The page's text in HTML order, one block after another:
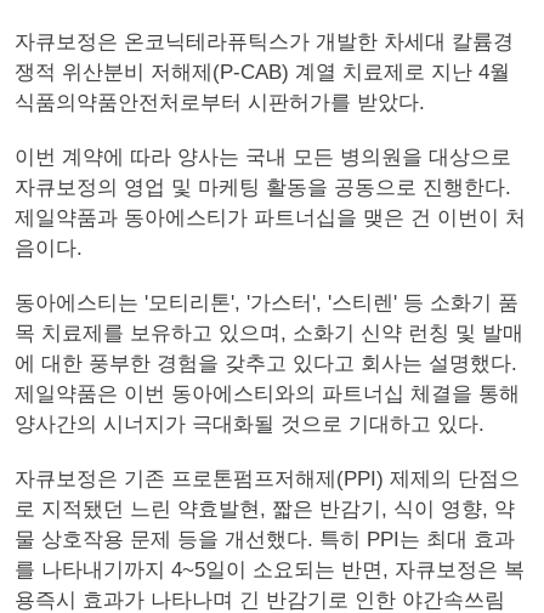
자큐보정은 온코닉테라퓨틱스가 개발한 차세대 칼륨경
쟁적 위산분비 저해제(P-CAB) 계열 치료제로 지난 4월
식품의약품안전처로부터 시판허가를 받았다.
이번 계약에 따라 양사는 국내 모든 병의원을 대상으로
자큐보정의 영업 및 마케팅 활동을 공동으로 진행한다.
제일약품과 동아에스티가 파트너십을 맺은 건 이번이 처
음이다.
동아에스티는 '모티리톤', '가스터', '스티렌' 등 소화기 품
목 치료제를 보유하고 있으며, 소화기 신약 런칭 및 발매
에 대한 풍부한 경험을 갖추고 있다고 회사는 설명했다.
제일약품은 이번 동아에스티와의 파트너십 체결을 통해
양사간의 시너지가 극대화될 것으로 기대하고 있다.
자큐보정은 기존 프로톤펌프저해제(PPI) 제제의 단점으
로 지적됐던 느린 약효발현, 짧은 반감기, 식이 영향, 약
물 상호작용 문제 등을 개선했다. 특히 PPI는 최대 효과
를 나타내기까지 4~5일이 소요되는 반면, 자큐보정은 복
용즉시 효과가 나타나며 긴 반감기로 인한 야간속쓰림